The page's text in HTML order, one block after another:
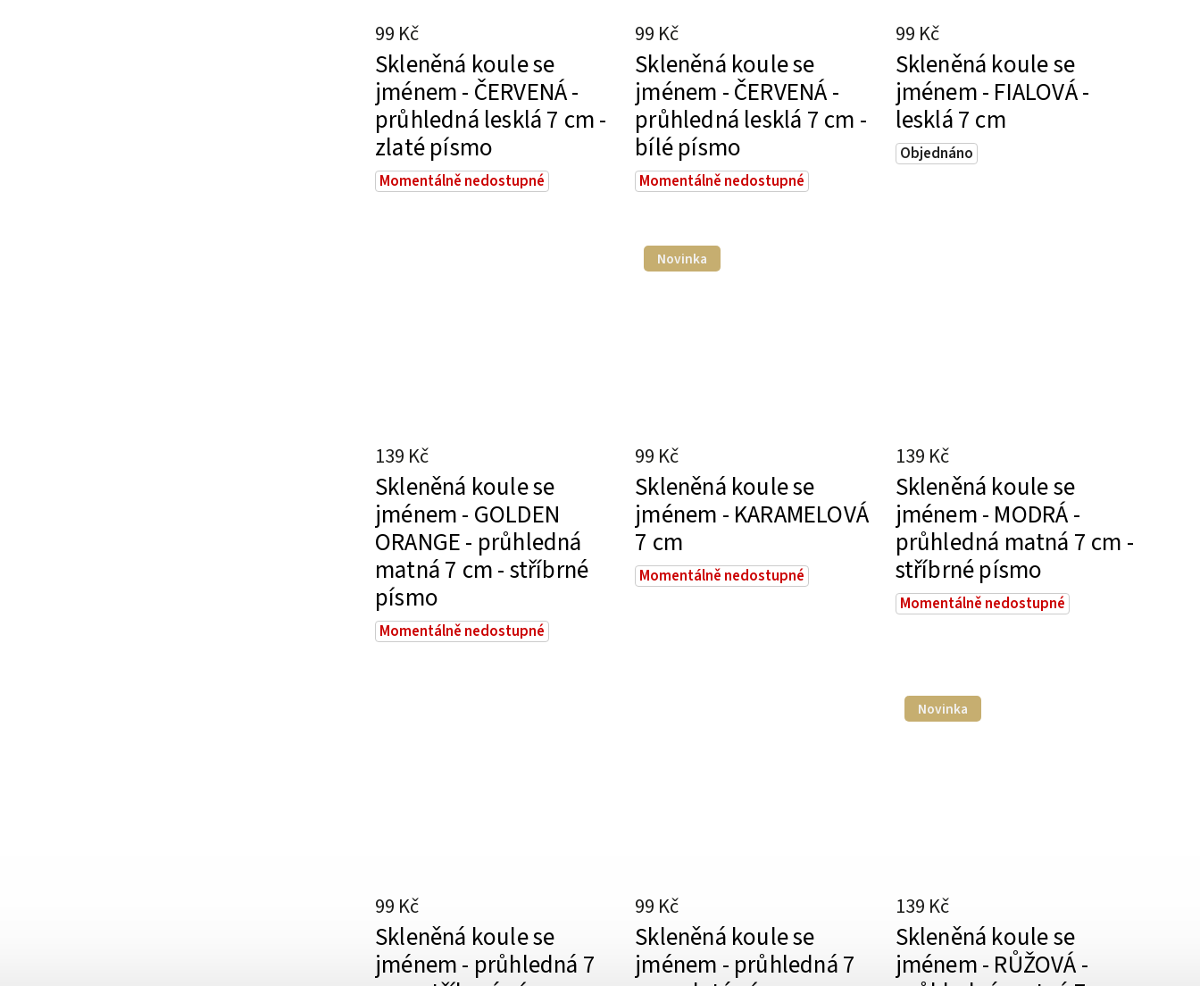
Skleněná koule se
jménem - ČERVENÁ -
průhledná lesklá 7 cm -
zlaté písmo
Momentálně nedostupné
99 Kč
Skleněná koule se
jménem - ČERVENÁ -
průhledná lesklá 7 cm -
bílé písmo
Momentálně nedostupné
99 Kč
Skleněná koule se
jménem - FIALOVÁ -
lesklá 7 cm
Objednáno
99 Kč
Skleněná koule se
jménem - GOLDEN
ORANGE - průhledná
matná 7 cm - stříbrné
písmo
Momentálně nedostupné
139 Kč
Novinka
Skleněná koule se
jménem - KARAMELOVÁ
7 cm
Momentálně nedostupné
99 Kč
Skleněná koule se
jménem - MODRÁ -
průhledná matná 7 cm -
stříbrné písmo
Momentálně nedostupné
139 Kč
Skleněná koule se
jménem - průhledná 7
99 Kč
Skleněná koule se
jménem - průhledná 7
99 Kč
Novinka
Skleněná koule se
jménem - RŮŽOVÁ -
139 Kč